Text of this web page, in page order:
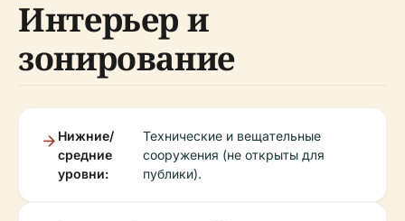
Интерьер и
зонирование
Нижние/
средние
уровни:
Технические и вещательные
сооружения (не открыты для
публики).